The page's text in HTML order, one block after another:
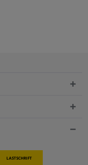
Lastschrift